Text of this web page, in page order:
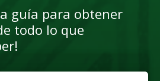
guía para obtener
todo lo que